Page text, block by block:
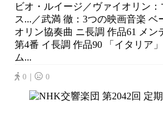
ビオ・ルイージ／ヴァイオリン
ス...／武満 徹：3つの映画音楽 ベ
オリン協奏曲 ニ長調 作品61 メン
第4番 イ長調 作品90 「イタリア
ム...
0｜ 0